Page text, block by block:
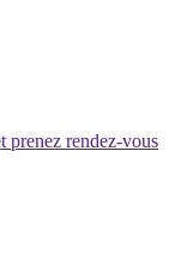
prenez rendez-vous